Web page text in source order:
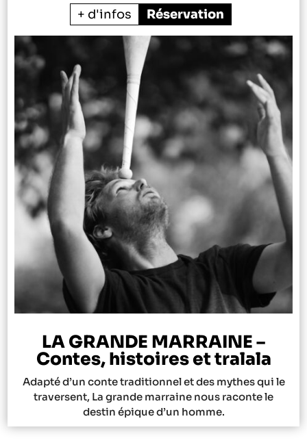
+ d'infos Réservation
LA GRANDE MARRAINE –
Contes, histoires et tralala
Adapté d’un conte traditionnel et des mythes qui le
traversent, La grande marraine nous raconte le
destin épique d’un homme.